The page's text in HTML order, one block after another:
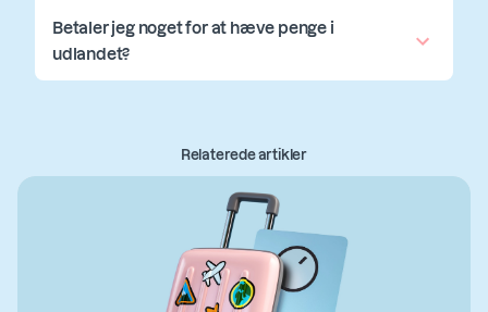
Betaler jeg noget for at hæve penge i
udlandet?
Relaterede artikler